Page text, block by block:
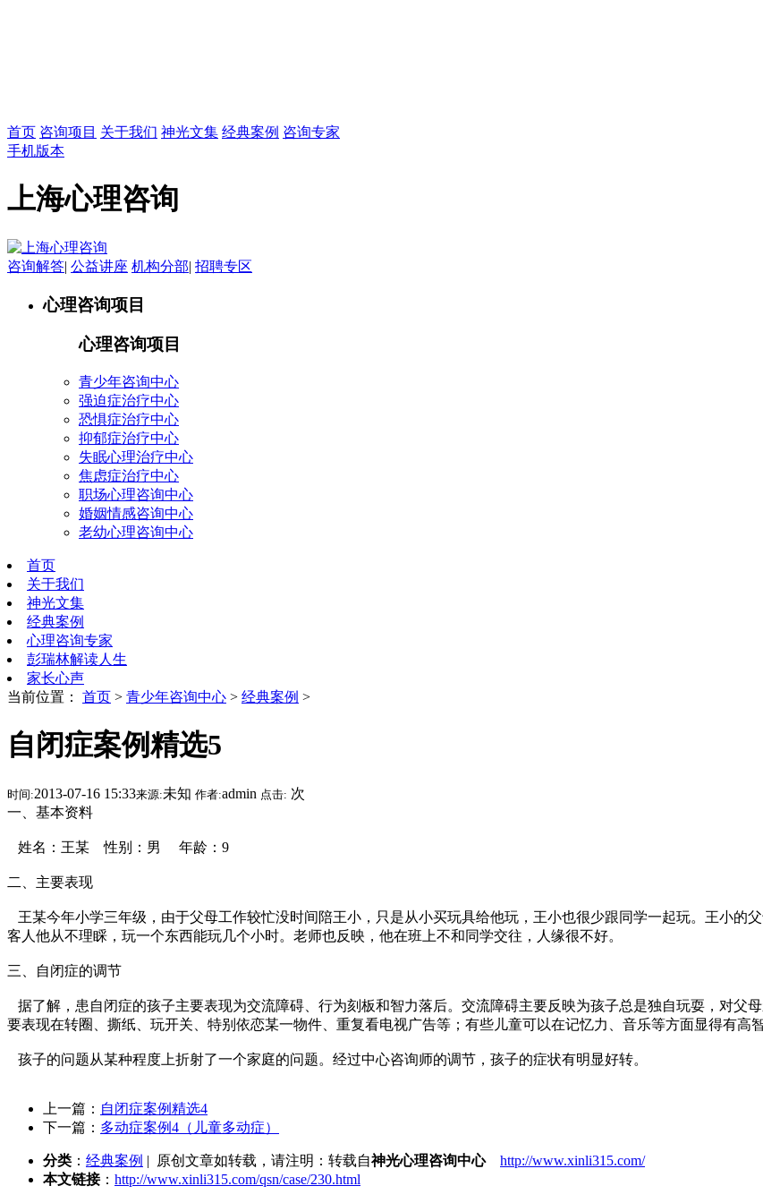
首页 咨询项目 关于我们 神光文集 经典案例 咨询专家
手机版本
上海心理咨询
咨询解答| 公益讲座 机构分部| 招聘专区
心理咨询项目
心理咨询项目
青少年咨询中心
强迫症治疗中心
恐惧症治疗中心
抑郁症治疗中心
失眠心理治疗中心
焦虑症治疗中心
职场心理咨询中心
婚姻情感咨询中心
老幼心理咨询中心
首页
关于我们
神光文集
经典案例
心理咨询专家
彭瑞林解读人生
家长心声
当前位置： 首页 > 青少年咨询中心 > 经典案例 >
自闭症案例精选5
时间:2013-07-16 15:33来源:未知 作者:admin 点击: 次
一、基本资料
姓名：王某 性别：男 年龄：9
二、主要表现
王某今年小学三年级，由于父母工作较忙没时间陪王小，只是从小买玩具给他玩，王小也很少跟同学一起玩。王小的
客人他从不理睬，玩一个东西能玩几个小时。老师也反映，他在班上不和同学交往，人缘很不好。
三、自闭症的调节
据了解，患自闭症的孩子主要表现为交流障碍、行为刻板和智力落后。交流障碍主要反映为孩子总是独自玩耍，对父
要表现在转圈、撕纸、玩开关、特别依恋某一物件、重复看电视广告等；有些儿童可以在记忆力、音乐等方面显得有高
孩子的问题从某种程度上折射了一个家庭的问题。经过中心咨询师的调节，孩子的症状有明显好转。
上一篇： 自闭症案例精选4
下一篇： 多动症案例4（儿童多动症）
分类 ： 经典案例 | 原创文章如转载，请注明：转载自神光心理咨询中心
http://www.xinli315.com/
本文链接： http://www.xinli315.com/qsn/case/230.html